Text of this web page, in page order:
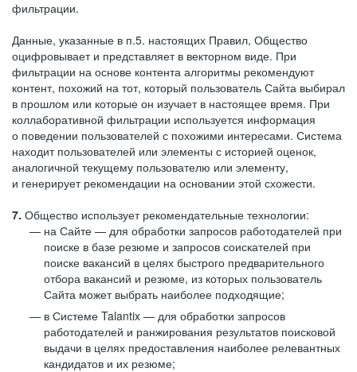
фильтрации.
Данные, указанные в п.5. настоящих Правил, Общество
оцифровывает и представляет в векторном виде. При
фильтрации на основе контента алгоритмы рекомендуют
контент, похожий на тот, который пользователь Сайта выбирал
в прошлом или которые он изучает в настоящее время. При
коллаборативной фильтрации используется информация
о поведении пользователей с похожими интересами. Система
находит пользователей или элементы с историей оценок,
аналогичной текущему пользователю или элементу,
и генерирует рекомендации на основании этой схожести.
7. Общество использует рекомендательные технологии:
на Сайте — для обработки запросов работодателей при
поиске в базе резюме и запросов соискателей при
поиске вакансий в целях быстрого предварительного
отбора вакансий и резюме, из которых пользователь
Сайта может выбрать наиболее подходящие;
в Системе Talantix — для обработки запросов
работодателей и ранжирования результатов поисковой
выдачи в целях предоставления наиболее релевантных
кандидатов и их резюме;